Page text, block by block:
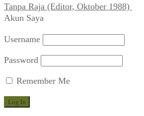
Tanpa Raja (Editor, Oktober 1988)
Akun Saya
Username
Password
Remember Me